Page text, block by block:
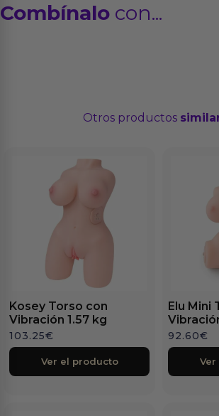
Combínalo con...
Otros productos
Kosey Torso con
Vibración 1.57 kg
103.25€
Ver el producto
Elu Mini
92.60€